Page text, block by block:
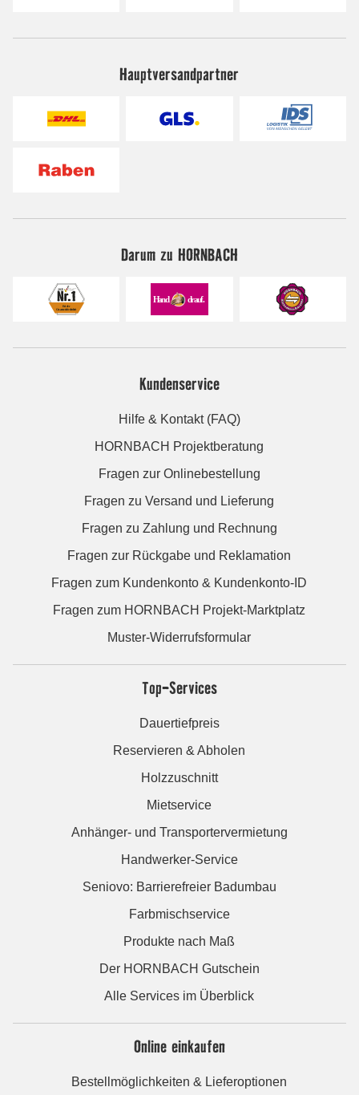
Hauptversandpartner
Darum zu HORNBACH
Kundenservice
Hilfe & Kontakt (FAQ)
HORNBACH Projektberatung
Fragen zur Onlinebestellung
Fragen zu Versand und Lieferung
Fragen zu Zahlung und Rechnung
Fragen zur Rückgabe und Reklamation
Fragen zum Kundenkonto & Kundenkonto-ID
Fragen zum HORNBACH Projekt-Marktplatz
Muster-Widerrufsformular
Top-Services
Dauertiefpreis
Reservieren & Abholen
Holzzuschnitt
Mietservice
Anhänger- und Transportervermietung
Handwerker-Service
Seniovo: Barrierefreier Badumbau
Farbmischservice
Produkte nach Maß
Der HORNBACH Gutschein
Alle Services im Überblick
Online einkaufen
Bestellmöglichkeiten & Lieferoptionen